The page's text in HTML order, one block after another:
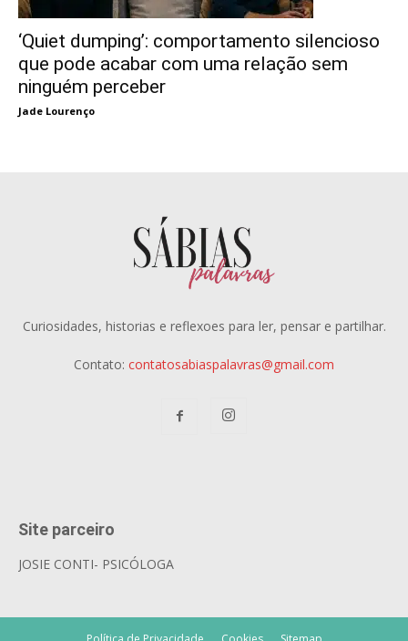
‘Quiet dumping’: comportamento silencioso
que pode acabar com uma relação sem
ninguém perceber
Jade Lourenço
Curiosidades, historias e reflexoes para ler, pensar e partilhar.
Contato: contatosabiaspalavras@gmail.com
Site parceiro
JOSIE CONTI- PSICÓLOGA